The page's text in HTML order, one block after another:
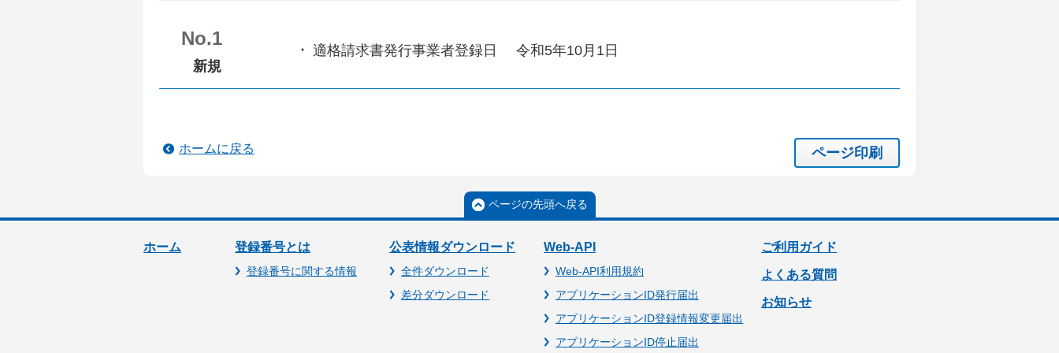
No.1
新規
適格請求書発行事業者登録日 令和5年10月1日
ページ印刷
ホームに戻る
ページの先頭へ戻る
ホーム 登録番号とは
登録番号に関する情報
公表情報ダウンロード
全件ダウンロード
差分ダウンロード
Web-API
Web-API利用規約
アプリケーションID発行届出
アプリケーションID登録情報変更届出
アプリケーションID停止届出
ご利用ガイド
よくある質問
お知らせ